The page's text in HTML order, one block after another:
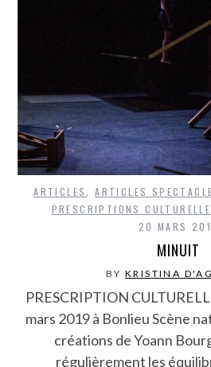
ARTICLES ,ARTICLES SPECTACLE
PRESCRIPTIONS
20 MARS
MINUIT
BY KRISTINA
PRESCRIPTION
mars 2019 à Bonlieu Scène
créations de Yoann
régulièrement les